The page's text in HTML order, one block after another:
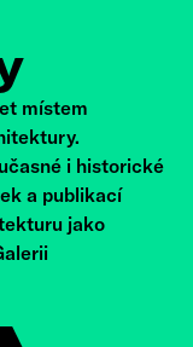
místem
i historické
a publikací
jako